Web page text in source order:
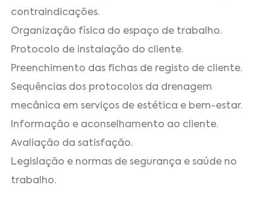
contraindicações.
Organização física do espaço de trabalho.
Protocolo de instalação do cliente.
Preenchimento das fichas de registo de cliente.
Sequências dos protocolos da drenagem
mecânica em serviços de estética e bem-estar.
Informação e aconselhamento ao cliente.
Avaliação da satisfação.
Legislação e normas de segurança e saúde no
trabalho.